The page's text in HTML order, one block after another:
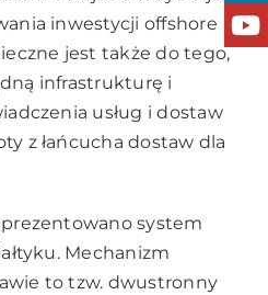
inwestycji offshore
jest także do tego,
infrastrukturę i
usług i dostaw
z łańcucha dostaw dla
system
Mechanizm
to tzw. dwustronny